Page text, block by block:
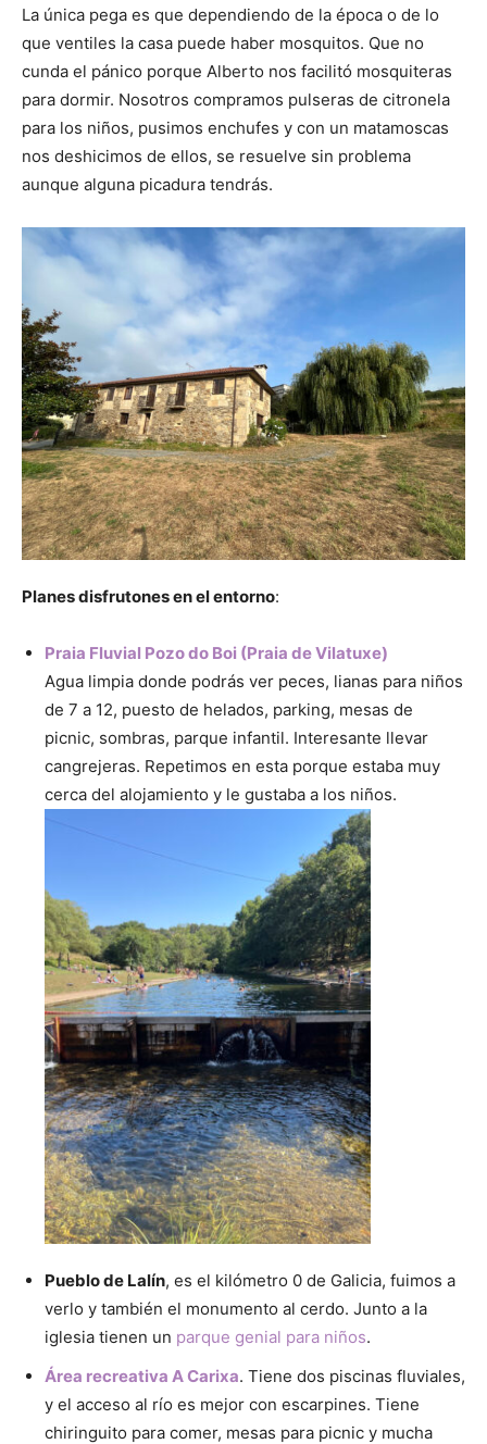
La única pega es que dependiendo de la época o de lo
que ventiles la casa puede haber mosquitos. Que no
cunda el pánico porque Alberto nos facilitó mosquiteras
para dormir. Nosotros compramos pulseras de citronela
para los niños, pusimos enchufes y con un matamoscas
nos deshicimos de ellos, se resuelve sin problema
aunque alguna picadura tendrás.
Planes disfrutones en el entorno:
Praia Fluvial Pozo do Boi (Praia de Vilatuxe)
Agua limpia donde podrás ver peces, lianas para niños
de 7 a 12, puesto de helados, parking, mesas de
picnic, sombras, parque infantil. Interesante llevar
cangrejeras. Repetimos en esta porque estaba muy
cerca del alojamiento y le gustaba a los niños.
Pueblo de Lalín, es el kilómetro 0 de Galicia, fuimos a
verlo y también el monumento al cerdo. Junto a la
iglesia tienen un parque genial para niños.
Área recreativa A Carixa. Tiene dos piscinas fluviales,
y el acceso al río es mejor con escarpines. Tiene
chiringuito para comer, mesas para picnic y mucha